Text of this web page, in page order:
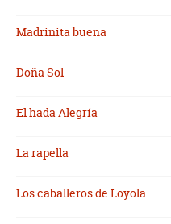
Madrinita buena
Doña Sol
El hada Alegría
La rapella
Los caballeros de Loyola